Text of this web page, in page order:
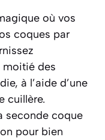
où vos
coques par
moitié des
à l’aide d’une
cuillère.
seconde coque
pour bien